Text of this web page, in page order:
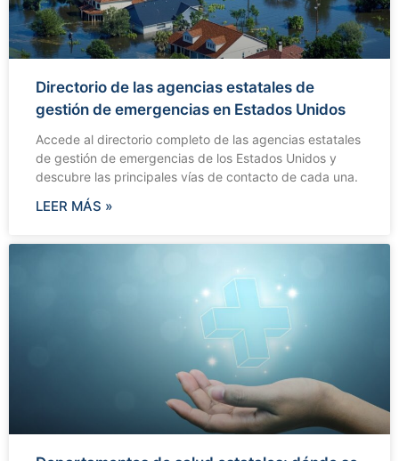
Directorio de las agencias estatales de
gestión de emergencias en Estados Unidos
Accede al directorio completo de las agencias estatales
de gestión de emergencias de los Estados Unidos y
descubre las principales vías de contacto de cada una.
LEER MÁS »